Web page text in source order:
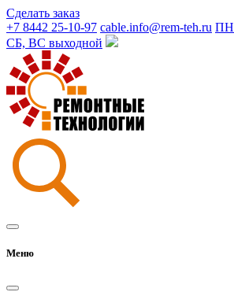
Сделать заказ
+7 8442 25-10-97 cable.info@rem-teh.ru ПН
СБ, ВС выходной
Меню